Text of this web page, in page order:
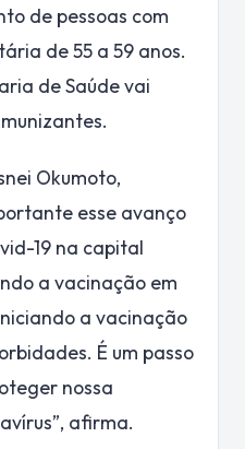
de pessoas com
de 55 a 59 anos.
de Saúde vai
Okumoto,
esse avanço
19 na capital
a vacinação em
a vacinação
É um passo
nossa
afirma.